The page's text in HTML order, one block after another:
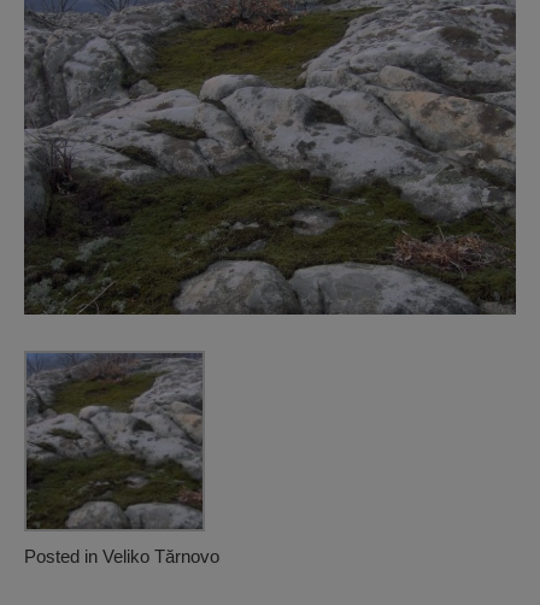
Posted in Veliko Tărnovo